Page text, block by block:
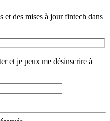
et des mises à jour fintech dans
et je peux me désinscrire à